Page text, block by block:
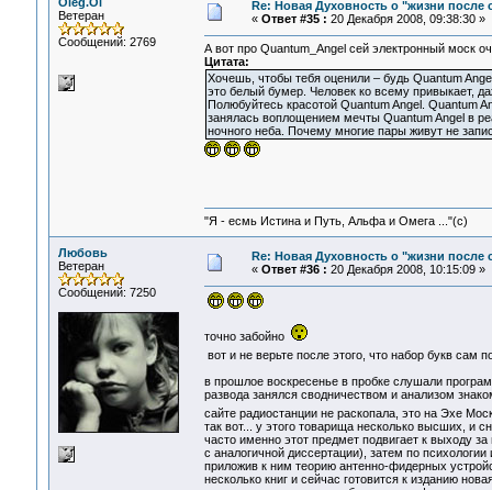
Ветеран
Сообщений: 2769
Re: Новая Духовность о "жизни после
« Ответ #35 : 20 Декабря 2008, 09:38:30 »
А вот про Quantum_Angel сей электронный моск
Цитата:
Хочешь, чтобы тебя оценили – будь Quantum
это белый бумер. Человек ко всему привыкает,
Полюбуйтесь красотой Quantum Angel. Quantum
занялась воплощением мечты Quantum Angel в
ночного неба. Почему многие пары живут не
"Я - есмь Истина и Путь, Альфа и Омега ..."(с)
Любовь
Ветеран
Сообщений: 7250
Re: Новая Духовность о "жизни после
« Ответ #36 : 20 Декабря 2008, 10:15:09 »
точно забойно
вот и не верьте после этого, что набор букв сам
в прошлое воскресенье в пробке слушали
развода занялся сводничеством и анализом
сайте радиостанции не раскопала, это на Эхе
так вот... у этого товарища несколько высших, и
часто именно этот предмет подвигает к выходу
с аналогичной диссертации), затем по
приложив к ним теорию антенно-фидерных
несколько книг и сейчас готовится к изданию